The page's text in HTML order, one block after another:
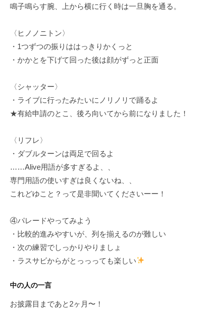
鳴子鳴らす腕、上から横に行く時は一旦胸を通る。
〈ヒノノニトン〉
・1つずつの振りははっきりかくっと
・かかとを下げて回った後は顔がずっと正面
〈シャッター〉
・ライブに行ったみたいにノリノリで踊るよ
★有給申請のとこ、後ろ向いてから前になりました！
〈リフレ〉
・ダブルターンは両足で回るよ
……Alive用語が多すぎるよ、、
専門用語の使いすぎは良くないね、、
これどゆこと？って是非聞いてくださいーー！
④パレードやってみよう
・比較的進みやすいが、列を揃えるのが難しい
・次の練習でしっかりやりましょ
・ラスサビからがとっっっても楽しい
中の人の一言
お披露目まであと2ヶ月〜！